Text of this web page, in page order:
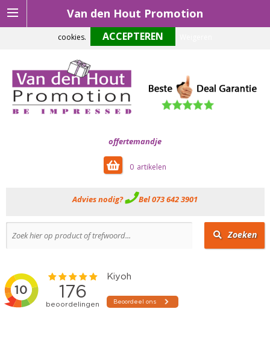
Van den Hout Promotion
offertemandje
0
Advies nodig? Bel 073 642 3901
Zoeken
Om onze website optimaal te laten functioneren maken wij gebruik van
cookies.